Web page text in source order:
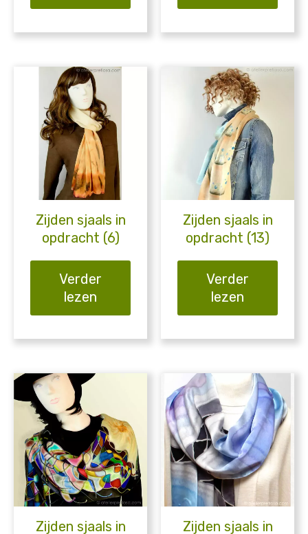
Zijden sjaals in
opdracht (6)
Verder
lezen
Zijden sjaals in
opdracht (13)
Verder
lezen
Zijden sjaals in
Zijden sjaals in